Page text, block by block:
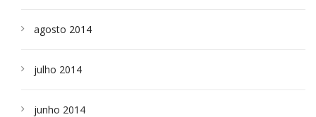
agosto 2014
julho 2014
junho 2014